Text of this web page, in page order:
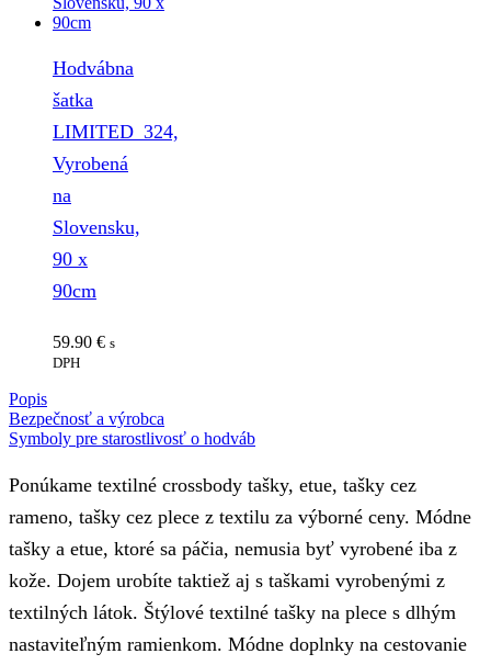
Hodvábna
šatka
LIMITED_324,
Vyrobená
na
Slovensku,
90 x
90cm
59.90 € s
DPH
Popis
Bezpečnosť a výrobca
Symboly pre starostlivosť o hodváb
Ponúkame textilné crossbody tašky, etue, tašky cez
rameno, tašky cez plece z textilu za výborné ceny. Módne
tašky a etue, ktoré sa páčia, nemusia byť vyrobené iba z
kože. Dojem urobíte taktiež aj s taškami vyrobenými z
textilných látok. Štýlové textilné tašky na plece s dlhým
nastaviteľným ramienkom. Módne doplnky na cestovanie